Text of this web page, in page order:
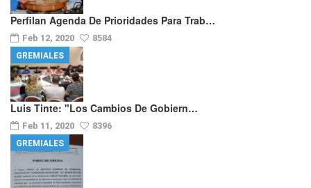
Perfilan Agenda De Prioridades Para Trab…
Feb 12, 2020 8584
Luis Tinte: "los Cambios De Gobiern…
Feb 11, 2020 8396
GREMIALES
GREMIALES